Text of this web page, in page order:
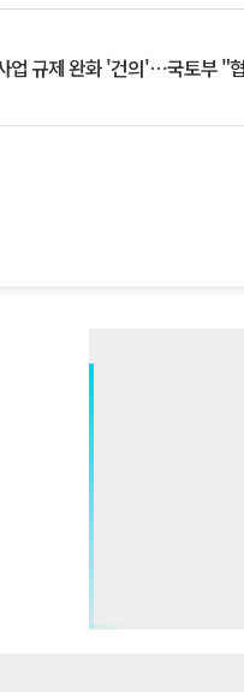
업 규제 완화 '건의'⋯국토부 "